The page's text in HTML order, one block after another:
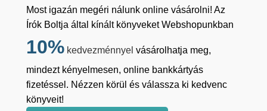
Most igazán megéri nálunk online vásárolni! Az
Írók Boltja által kínált könyveket Webshopunkban
10% kedvezménnyel vásárolhatja meg,
mindezt kényelmesen, online bankkártyás
fizetéssel. Nézzen körül és válassza ki kedvenc
könyveit!